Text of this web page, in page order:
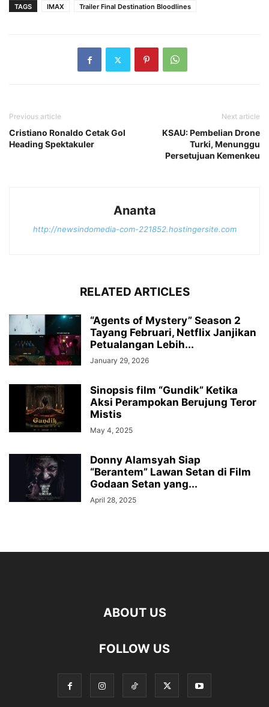
TAGS
IMAX Trailer Final Destination Bloodlines
Previous article
Cristiano Ronaldo Cetak Gol
Heading Spektakuler
Next article
KSAU: Pembelian Drone
Turki, Menunggu
Persetujuan Kemenkeu
Ananta
http://newsindomedia-com-221852.hostingersite.com
RELATED ARTICLES
“Agents of Mystery” Season 2
Tayang Februari, Netflix Janjikan
Petualangan Lebih...
January 29, 2026
Sinopsis film “Gundik” Ketika
Aksi Perampokan Berujung Teror
Mistis
May 4, 2025
Donny Alamsyah Siap
“Berantem” Lawan Setan di Film
Godaan Setan yang...
April 28, 2025
ABOUT US
FOLLOW US